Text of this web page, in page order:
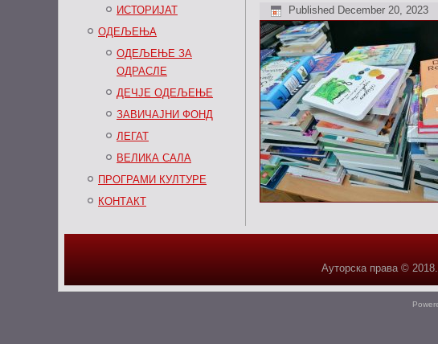
ИСТОРИЈАТ
ОДЕЉЕЊА
ОДЕЉЕЊЕ ЗА
ОДРАСЛЕ
ДЕЧЈЕ ОДЕЉЕЊЕ
ЗАВИЧАЈНИ ФОНД
ЛЕГАТ
ВЕЛИКА САЛА
ПРОГРАМИ КУЛТУРЕ
КОНТАКТ
Published December 20, 2023
Ауторска права ©